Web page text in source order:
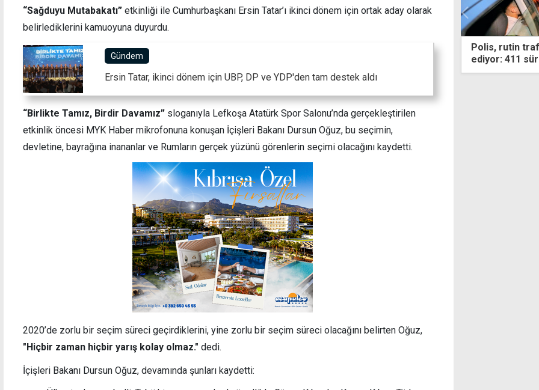
“Sağduyu Mutabakatı” etkinliği ile Cumhurbaşkanı Ersin Tatar’ı ikinci dönem için ortak aday olarak
belirlediklerini kamuoyuna duyurdu.
Gündem
Ersin Tatar, ikinci dönem için UBP, DP ve YDP'den tam destek aldı
“Birlikte Tamız, Birdir Davamız” sloganıyla Lefkoşa Atatürk Spor Salonu’nda gerçekleştirilen
etkinlik öncesi MYK Haber mikrofonuna konuşan İçişleri Bakanı Dursun Oğuz, bu seçimin,
devletine, bayrağına inananlar ve Rumların gerçek yüzünü görenlerin seçimi olacağını kaydetti.
2020’de zorlu bir seçim süreci geçirdiklerini, yine zorlu bir seçim süreci olacağını belirten Oğuz,
"Hiçbir zaman hiçbir yarış kolay olmaz." dedi.
İçişleri Bakanı Dursun Oğuz, devamında şunları kaydetti:
Sendikalardan Maliye'ye: Bugün ödeme
yoksa, ek mesai de yok
131 kişiye